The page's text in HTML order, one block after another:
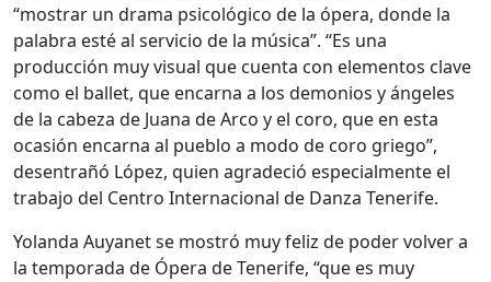
“mostrar un drama psicológico de la ópera, donde la
palabra esté al servicio de la música”. “Es una
producción muy visual que cuenta con elementos clave
como el ballet, que encarna a los demonios y ángeles
de la cabeza de Juana de Arco y el coro, que en esta
ocasión encarna al pueblo a modo de coro griego”,
desentrañó López, quien agradeció especialmente el
trabajo del Centro Internacional de Danza Tenerife.
Yolanda Auyanet se mostró muy feliz de poder volver a
la temporada de Ópera de Tenerife, “que es muy